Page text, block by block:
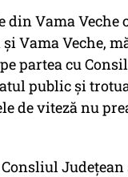
Vama Veche
Vama Veche,
partea cu
public și
de viteză nu
Județean